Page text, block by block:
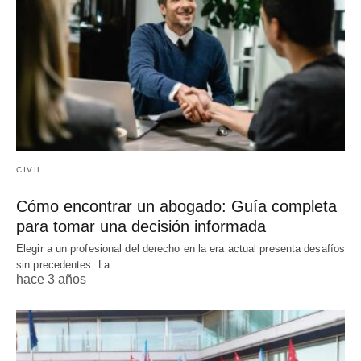
CIVIL
Cómo encontrar un abogado: Guía completa
para tomar una decisión informada
Elegir a un profesional del derecho en la era actual presenta desafíos
sin precedentes. La…
hace 3 años